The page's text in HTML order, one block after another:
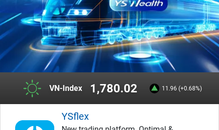
VN-Index 1,780.02 11.96 (+0.68%)
YSflex